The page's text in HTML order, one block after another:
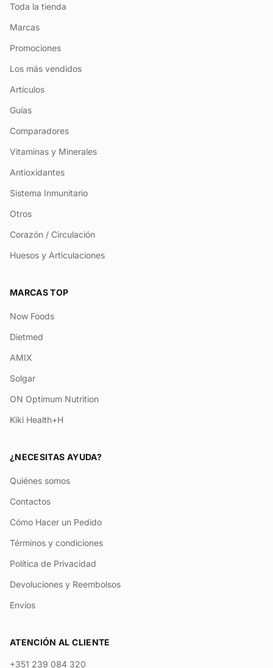
Toda la tienda
Marcas
Promociones
Los más vendidos
Artículos
Guías
Comparadores
Vitaminas y Minerales
Antioxidantes
Sistema Inmunitario
Otros
Corazón / Circulación
Huesos y Articulaciones
MARCAS TOP
Now Foods
Dietmed
AMIX
Solgar
ON Optimum Nutrition
Kiki Health+H
¿NECESITAS AYUDA?
Quiénes somos
Contactos
Cómo Hacer un Pedido
Términos y condiciones
Política de Privacidad
Devoluciones y Reembolsos
Envíos
ATENCIÓN AL CLIENTE
+351 239 084 320